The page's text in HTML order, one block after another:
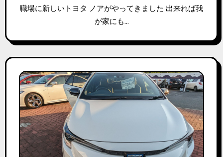
職場に新しいトヨタ ノアがやってきました 出来れば我
が家にも…